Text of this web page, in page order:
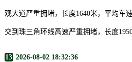
观大道严重拥堵，长度1640米，平均车
交到珠三角环线高速严重拥堵，长度
13 2026-08-02 18:32:36